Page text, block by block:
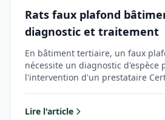
Rats faux plafond
diagnostic et traitement
En bâtiment tertiaire, un faux
nécessite un diagnostic d'espèce
l'intervention d'un prestataire
Lire l'article